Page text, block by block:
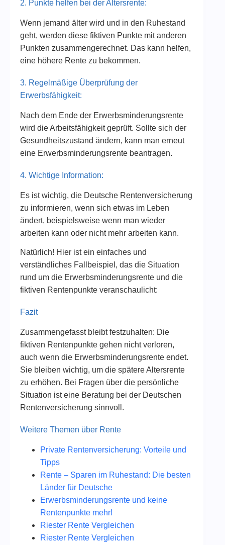
2. Punkte helfen bei der Altersrente:
Wenn jemand älter wird und in den Ruhestand
geht, werden diese fiktiven Punkte mit anderen
Punkten zusammengerechnet. Das kann helfen,
eine höhere Rente zu bekommen.
3. Regelmäßige Überprüfung der
Erwerbsfähigkeit:
Nach dem Ende der Erwerbsminderungsrente
wird die Arbeitsfähigkeit geprüft. Sollte sich der
Gesundheitszustand ändern, kann man erneut
eine Erwerbsminderungsrente beantragen.
4. Wichtige Information:
Es ist wichtig, die Deutsche Rentenversicherung
zu informieren, wenn sich etwas im Leben
ändert, beispielsweise wenn man wieder
arbeiten kann oder nicht mehr arbeiten kann.
Natürlich! Hier ist ein einfaches und
verständliches Fallbeispiel, das die Situation
rund um die Erwerbsminderungsrente und die
fiktiven Rentenpunkte veranschaulicht:
Fazit
Zusammengefasst bleibt festzuhalten: Die
fiktiven Rentenpunkte gehen nicht verloren,
auch wenn die Erwerbsminderungsrente endet.
Sie bleiben wichtig, um die spätere Altersrente
zu erhöhen. Bei Fragen über die persönliche
Situation ist eine Beratung bei der Deutschen
Rentenversicherung sinnvoll.
Weitere Themen über Rente
Private Rentenversicherung: Vorteile und
Tipps
Rente – Sparen im Ruhestand: Die besten
Länder für Deutsche
Erwerbsminderungsrente und keine
Rentenpunkte mehr!
Riester Rente Vergleichen
Riester Rente Vergleichen